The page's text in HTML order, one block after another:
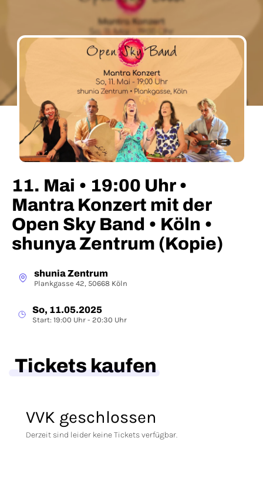
11. Mai • 19:00 Uhr •
Mantra Konzert mit der
Open Sky Band • Köln •
shunya Zentrum (Kopie)
shunia Zentrum
Plankgasse 42, 50668 Köln
So, 11.05.2025
Start: 19:00 Uhr - 20:30 Uhr
Tickets kaufen
VVK geschlossen
Derzeit sind leider keine Tickets verfügbar.